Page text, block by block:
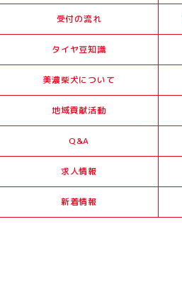
受付の流れ
タイヤ豆知識
美濃柴犬について
地域貢献活動
Q&A
求人情報
新着情報